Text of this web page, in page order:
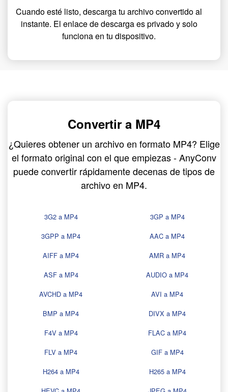
Cuando esté listo, descarga tu archivo convertido al
instante. El enlace de descarga es privado y solo
funciona en tu dispositivo.
Convertir a MP4
¿Quieres obtener un archivo en formato MP4? Elige
el formato original con el que empiezas - AnyConv
puede convertir rápidamente decenas de tipos de
archivo en MP4.
3G2 a MP4
3GP a MP4
3GPP a MP4
AAC a MP4
AIFF a MP4
AMR a MP4
ASF a MP4
AUDIO a MP4
AVCHD a MP4
AVI a MP4
BMP a MP4
DIVX a MP4
F4V a MP4
FLAC a MP4
FLV a MP4
GIF a MP4
H264 a MP4
H265 a MP4